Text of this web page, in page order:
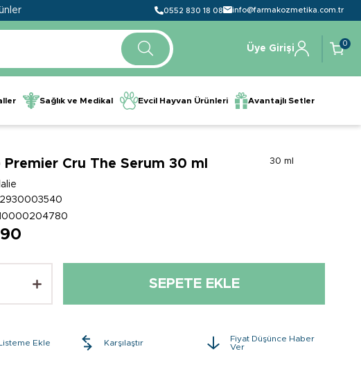
0552 830 18 08 info@farmakozmetika.com.tr
Üye Girişi
0
Sağlık ve Medikal Evcil Hayvan Ürünleri Avantajlı Setler
30 ml
Premier Cru The Serum 30 ml
Ekle Karşılaştır
Fiyat Düşünce Haber
Ver